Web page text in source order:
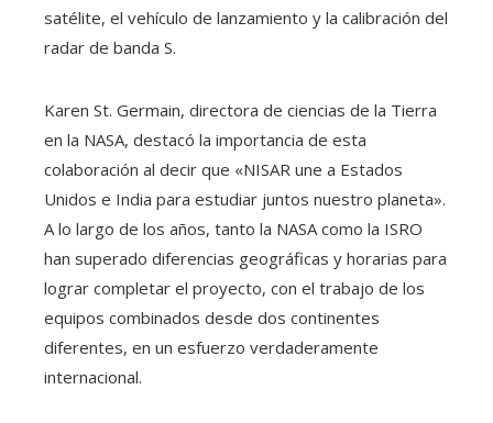
satélite, el vehículo de lanzamiento y la calibración del
radar de banda S.
Karen St. Germain, directora de ciencias de la Tierra
en la NASA, destacó la importancia de esta
colaboración al decir que «NISAR une a Estados
Unidos e India para estudiar juntos nuestro planeta».
A lo largo de los años, tanto la NASA como la ISRO
han superado diferencias geográficas y horarias para
lograr completar el proyecto, con el trabajo de los
equipos combinados desde dos continentes
diferentes, en un esfuerzo verdaderamente
internacional.